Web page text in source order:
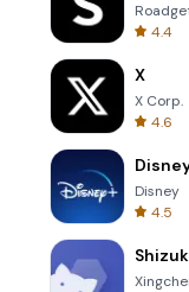
Tower
4.4
X
X Corp.
4.6
Disney
4.5